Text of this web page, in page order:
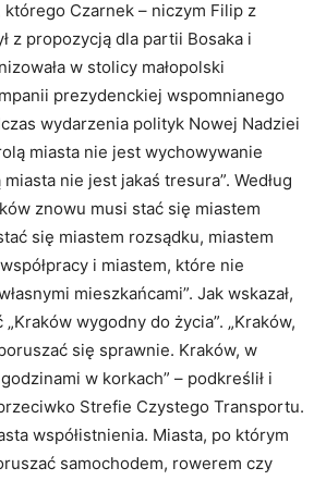
Czarnek – niczym Filip z
z propozycją dla partii Bosaka i
w stolicy małopolski
prezydenckiej wspomnianego
wydarzenia polityk Nowej Nadziei
miasta nie jest wychowywanie
nie jest jakaś tresura”. Według
znowu musi stać się miastem
się miastem rozsądku, miastem
i miastem, które nie
mieszkańcami”. Jak wskazał,
wygodny do życia”. „Kraków,
się sprawnie. Kraków, w
w korkach” – podkreślił i
Strefie Czystego Transportu.
współistnienia. Miasta, po którym
samochodem, rowerem czy